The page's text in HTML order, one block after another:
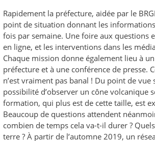
Rapidement la préfecture, aidée par le
point de situation donnant les
fois par semaine. Une foire aux questions
en ligne, et les interventions dans les
Chaque mission donne également lieu à
préfecture et à une conférence de presse.
n’est vraiment pas banal ! Du point de vue
possibilité d’observer un cône volcanique
formation, qui plus est de cette taille, est
Beaucoup de questions attendent
combien de temps cela va-t-il durer ?
terre ? À partir de l’automne 2019, un